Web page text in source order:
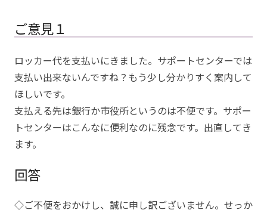
ご意見１
ロッカー代を支払いにきました。サポートセンターでは
支払い出来ないんですね？もう少し分かりすく案内して
ほしいです。
支払える先は銀行か市役所というのは不便です。サポー
トセンターはこんなに便利なのに残念です。出直してき
ます。
回答
◇ご不便をおかけし、誠に申し訳ございません。せっか